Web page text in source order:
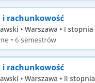
i rachunkowość
• Warszawa • I stopnia
• 6 semestrów
i rachunkowość
• Warszawa • II stopnia